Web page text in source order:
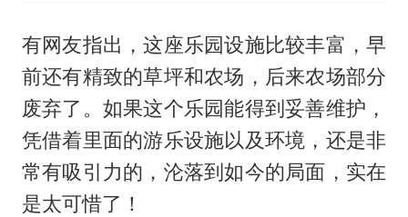
有网友指出，这座乐园设施比较丰富，早
前还有精致的草坪和农场，后来农场部分
废弃了。如果这个乐园能得到妥善维护，
凭借着里面的游乐设施以及环境，还是非
常有吸引力的，沦落到如今的局面，实在
是太可惜了！